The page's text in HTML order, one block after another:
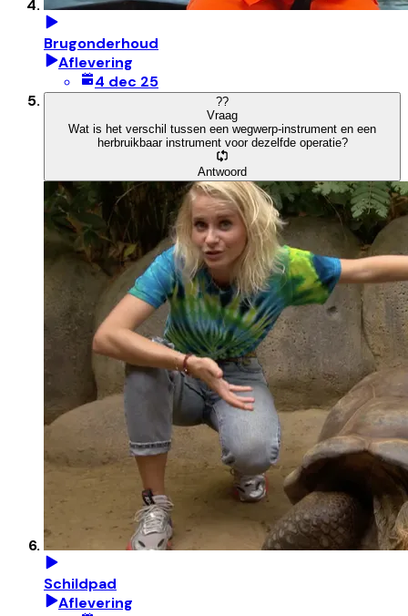
Brugonderhoud
Aflevering
4 dec 25
??
Vraag
Wat is het verschil tussen een wegwerp-instrument en een
herbruikbaar instrument voor dezelfde operatie?
Antwoord
Schildpad
Aflevering